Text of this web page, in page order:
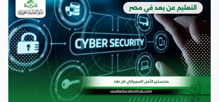
التعليم عن بعد في مصر